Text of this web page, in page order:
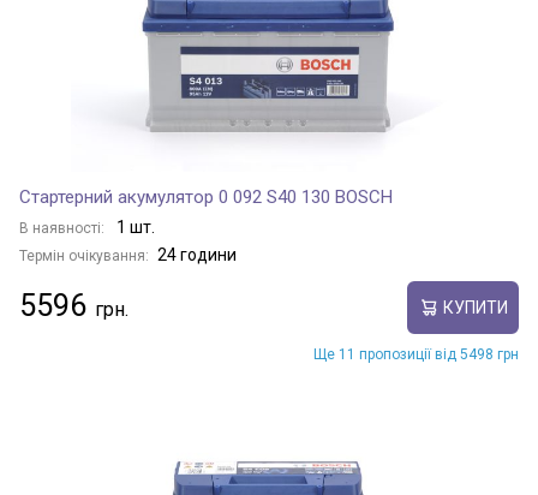
Стартерний акумулятор 0 092 S40 130 BOSCH
В наявності: 1 шт.
Термін очікування: 24 години
5596 КУПИТИ
Ще 11 пропозиції від 5498 грн